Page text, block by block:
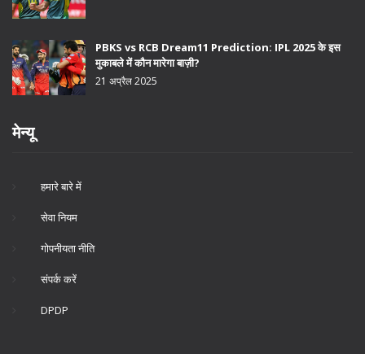
PBKS vs RCB Dream11 Prediction: IPL 2025 के इस
मुकाबले में कौन मारेगा बाज़ी?
21 अप्रैल 2025
मेन्यू
हमारे बारे में
सेवा नियम
गोपनीयता नीति
संपर्क करें
DPDP